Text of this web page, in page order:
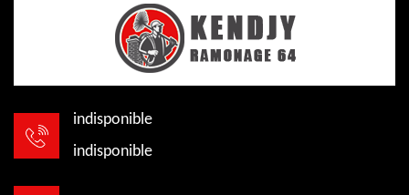
indisponible
indisponible